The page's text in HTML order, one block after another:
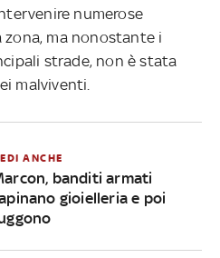
numerose
ma nonostante i
strade, non è stata
malviventi.
ANCHE
banditi armati
gioielleria e poi